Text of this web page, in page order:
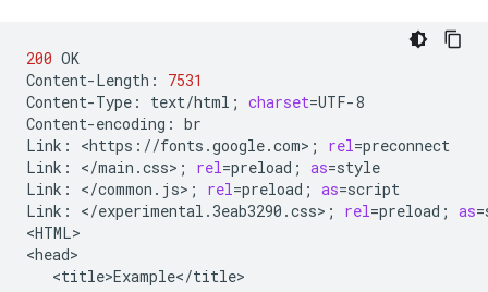
200 OK
Content-Length:
7531
Content-Type:
text/html ; charset=UTF-8
Content-encoding: br
Link:
<https://fonts.google.com> ; rel=preconnect
Link:
</main.css> ; rel=preload ; as=style
Link:
</common.js> ; rel=preload ; as=script
Link:
</experimental.3eab3290.css> ; rel=preload ; as=
<HTML>